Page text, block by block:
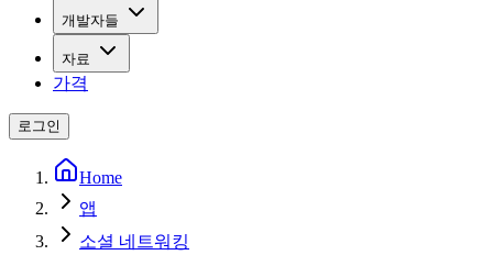
개발자들
자료
가격
로그인
Home
앱
소셜 네트워킹